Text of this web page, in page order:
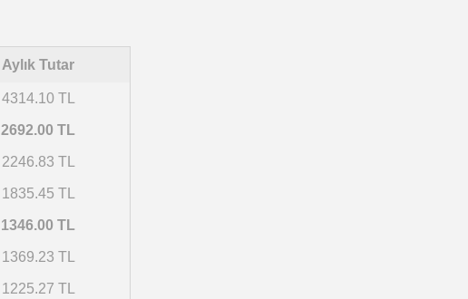
Aylık Tutar
4314.10 TL
2692.00 TL
2246.83 TL
1835.45 TL
1346.00 TL
1369.23 TL
1225.27 TL